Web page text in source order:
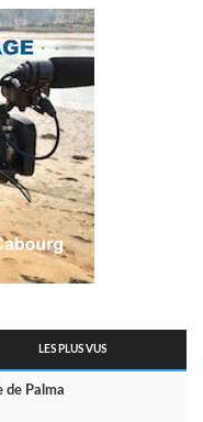
LES PLUS VUS
de Palma